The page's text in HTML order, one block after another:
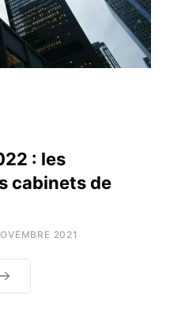
: les
cabinets de
2021